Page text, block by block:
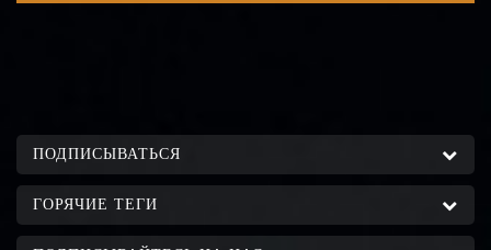
ПОДПИСЫВАТЬСЯ
ГОРЯЧИЕ ТЕГИ